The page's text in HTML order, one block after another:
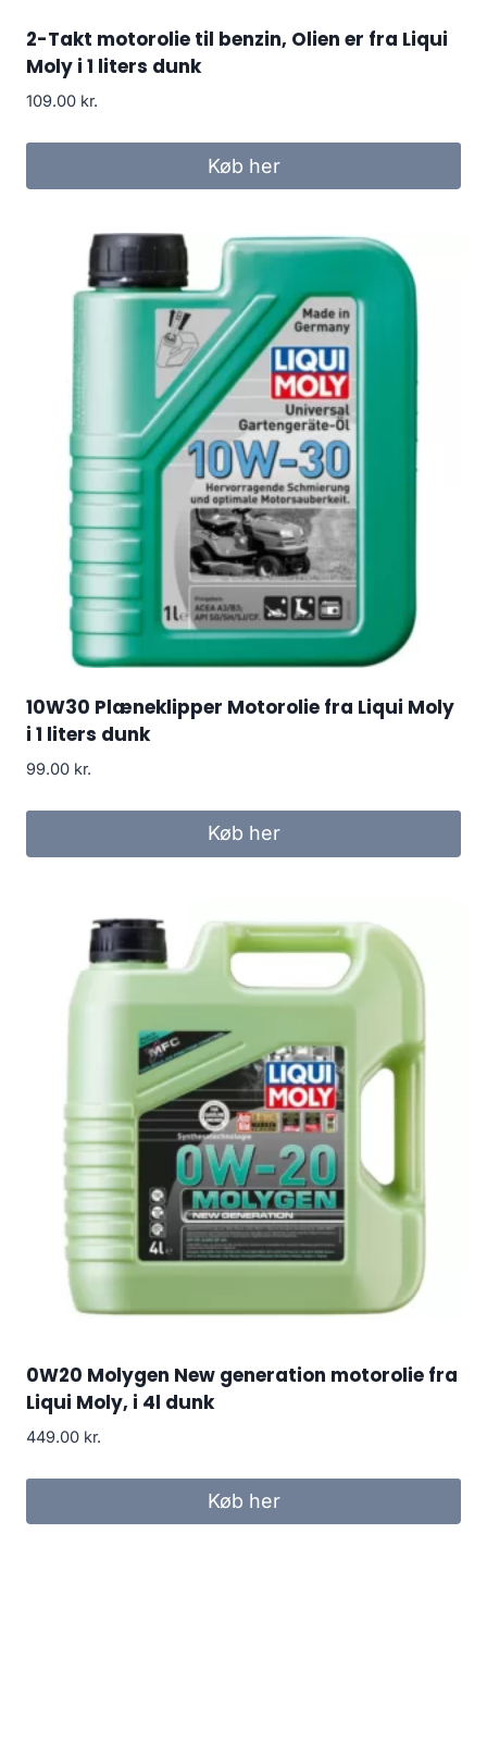
2-Takt motorolie til benzin, Olien er fra Liqui
Moly i 1 liters dunk
109.00 kr.
Køb her
10W30 Plæneklipper Motorolie fra Liqui Moly
i 1 liters dunk
99.00 kr.
Køb her
0W20 Molygen New generation motorolie fra
Liqui Moly, i 4l dunk
449.00 kr.
Køb her